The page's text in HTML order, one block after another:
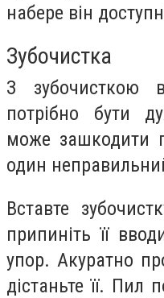
набере він
Зубочистка
З зубочисткою
потрібно бути
може зашкодити
один
Вставте
припиніть її
упор. Акуратно
дістаньте її. Пил